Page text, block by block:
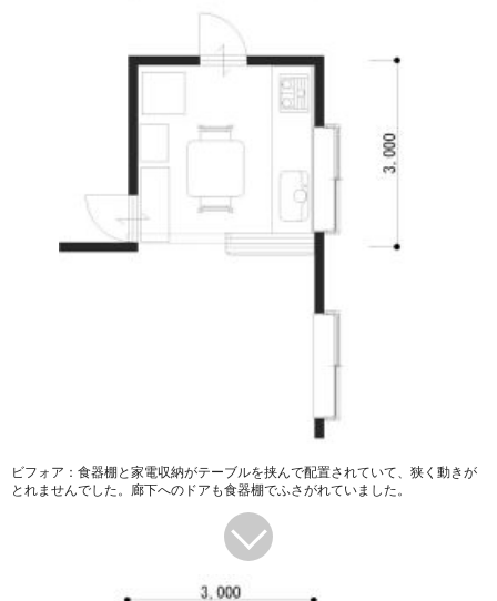
ビフォア：食器棚と家電収納がテーブルを挟んで配置されていて、狭く動きが
とれませんでした。廊下へのドアも食器棚でふさがれていました。